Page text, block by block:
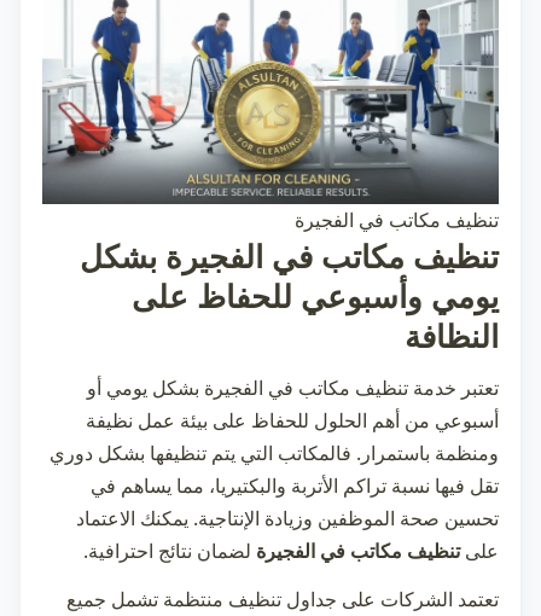
تنظيف مكاتب في الفجيرة
تنظيف مكاتب في الفجيرة بشكل
يومي وأسبوعي للحفاظ على
النظافة
تعتبر خدمة تنظيف مكاتب في الفجيرة بشكل يومي أو
أسبوعي من أهم الحلول للحفاظ على بيئة عمل نظيفة
ومنظمة باستمرار. فالمكاتب التي يتم تنظيفها بشكل دوري
تقل فيها نسبة تراكم الأتربة والبكتيريا، مما يساهم في
تحسين صحة الموظفين وزيادة الإنتاجية. يمكنك الاعتماد
علىتنظيف مكاتب في الفجيرة لضمان نتائج احترافية.
تعتمد الشركات على جداول تنظيف منتظمة تشمل جميع